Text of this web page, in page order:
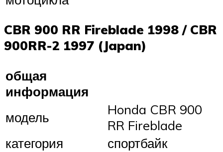
CBR 900 RR Fireblade 1998 / CBR
900RR-2 1997 (Japan)
общая
информация
модель
Honda CBR 900
RR Fireblade
категория
спортбайк